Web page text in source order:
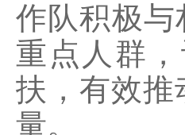
作队积极
重点人群
扶，有效推
量。